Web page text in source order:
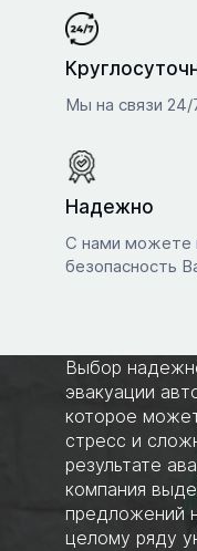
Мы на связи 24/
Надежно
С нами можете
безопасность
Выбор
эвакуации
которое
стресс и
результате
компания
предложений
целому ряду